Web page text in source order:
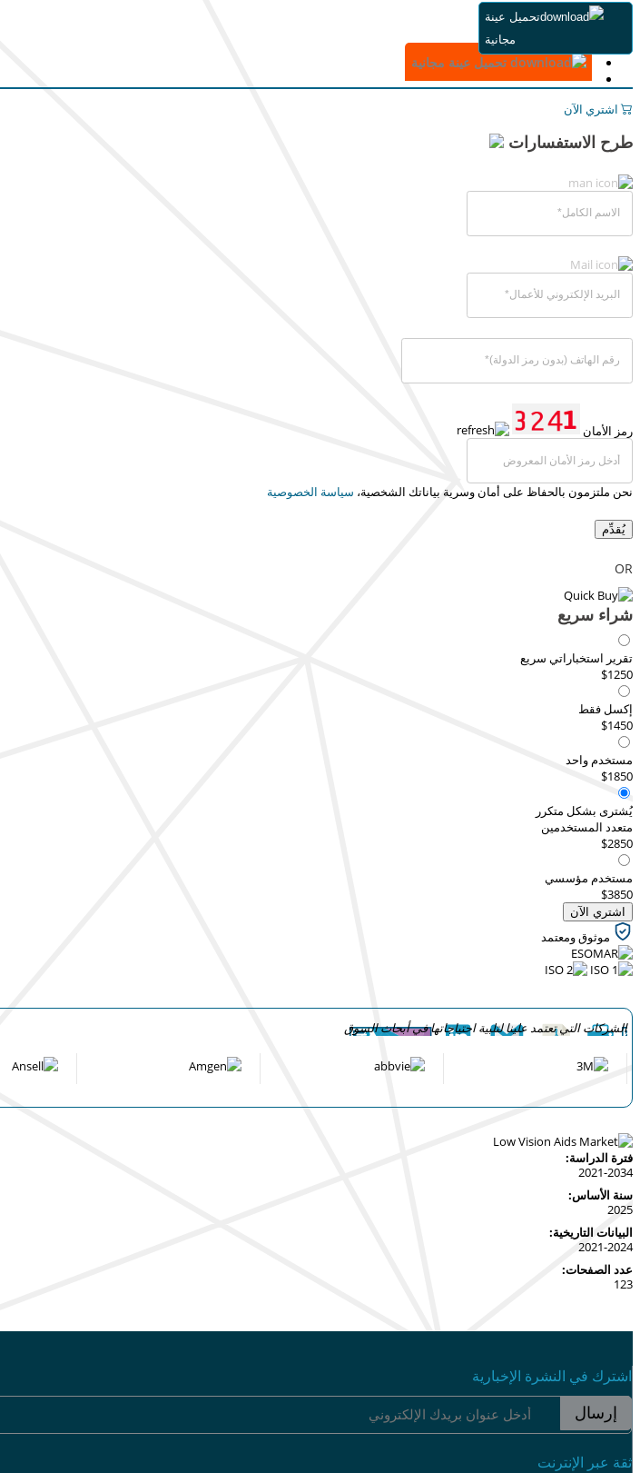
ملخص
جدول المحتويات
تحميل عينة مجانية
تحميل عينة
مجانية
اشتري الآن
طرح الاستفسارات
رمز الأمان
نحن ملتزمون بالحفاظ على أمان وسرية بياناتك الشخصية، سياسة الخصوصية
يُقدِّم
OR
شراء سريع
تقرير استخباراتي سريع
$1250
إكسل فقط
$1450
مستخدم واحد
$1850
يُشترى بشكل متكرر
متعدد المستخدمين
$2850
مستخدم مؤسسي
$3850
اشتري الآن
موثوق ومعتمد
الشركات التي تعتمد علينا لتلبية احتياجاتها في أبحاث السوق
فترة الدراسة:
2021-2034
سنة الأساس:
2025
البيانات التاريخية:
2021-2024
عدد الصفحات:
123
اشترك في النشرة الإخبارية
إرسال
ثقة عبر الإنترنت